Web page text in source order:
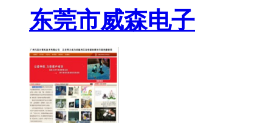
东莞市威森电子